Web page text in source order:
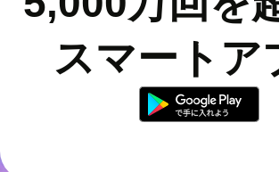
スマートア